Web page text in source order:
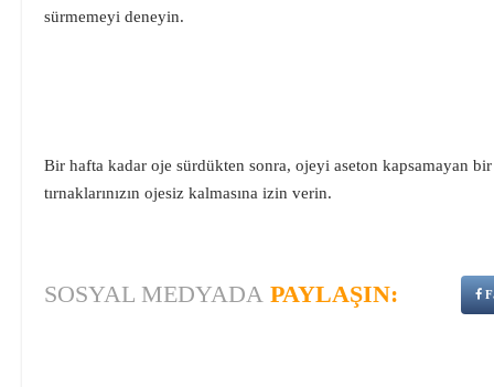
sürmemeyi deneyin.
Bir hafta kadar oje sürdükten sonra, ojeyi aseton kapsamayan
tırnaklarınızın ojesiz kalmasına izin verin.
SOSYAL MEDYADA PAYLAŞIN: